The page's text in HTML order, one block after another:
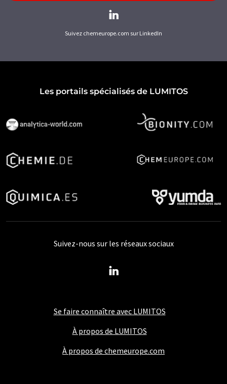
Suivez chemeurope.com sur LinkedIn
Les portails spécialisés de LUMITOS
Se faire connaître avec LUMITOS
À propos de LUMITOS
À propos de chemeurope.com
Suivez-nous sur les réseaux sociaux